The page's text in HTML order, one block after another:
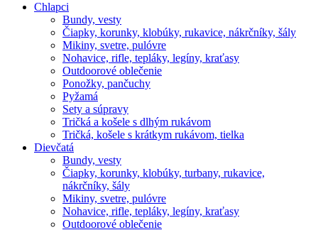
Chlapci
Bundy, vesty
Čiapky, korunky, klobúky, rukavice, nákrčníky, šály
Mikiny, svetre, pulóvre
Nohavice, rifle, tepláky, legíny, kraťasy
Outdoorové oblečenie
Ponožky, pančuchy
Pyžamá
Sety a súpravy
Tričká a košele s dlhým rukávom
Tričká, košele s krátkym rukávom, tielka
Dievčatá
Bundy, vesty
Čiapky, korunky, klobúky, turbany, rukavice,
nákrčníky, šály
Mikiny, svetre, pulóvre
Nohavice, rifle, tepláky, legíny, kraťasy
Outdoorové oblečenie